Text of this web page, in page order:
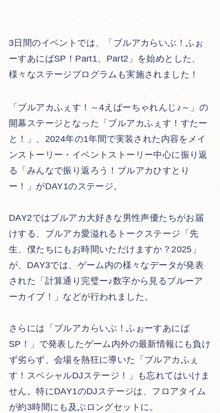
3日間のイベントでは、「ブルアカらいぶ！ふぉ
ーすあにばSP！Part1、Part2」を始めとした、
様々なステージプログラムも実施されました！
「ブルアカふぇす！～4えばーちゃれんじ♪～」の
開幕ステージとなった「ブルアカふぇす！すたー
と！」、2024年の1年間で実装された内容をメイ
ンストーリー・イベントストーリー中心に振り返
る「みんなで振り返ろう！ブルアカひすとり
ー！」がDAY1のステージ。
DAY2ではブルアカ大好きな男性声優たちがお届
けする、ブルアカ愛溢れるトークステージ「先
生、僕たちにもお時間いただけますか？2025」
が、DAY3では、ゲーム内の様々なデータが発表
された「計算通り完璧ー♪数字から見るブルーア
ーカイブ！」などが行われました。
さらには「ブルアカらいぶ！ふぉーすあにば
SP！」で発表したゲーム内外の最新情報にも負け
ず劣らず、会場を熱狂に導いた「ブルアカふぇ
す！スペシャルDJステージ！」も忘れてはいけま
せん。特にDAY1のDJステージは、フロアタイム
が約3時間にも及ぶロングセットに。